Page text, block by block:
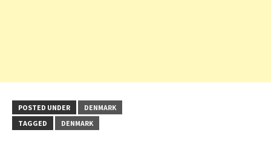
POSTED UNDER
DENMARK
TAGGED
DENMARK